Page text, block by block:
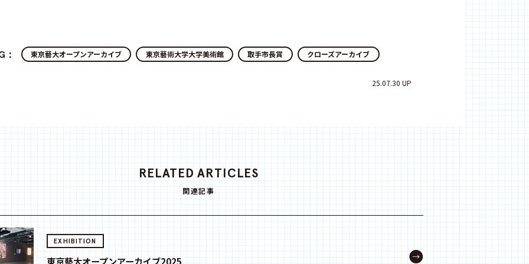
： 東京藝大オープンアーカイブ 東京藝術大学大学美術館 取手市長賞 クローズアーカイブ
25.07.30 UP
RELATED ARTICLES
関連記事
EXHIBITION
東京藝大オープンアーカイブ2025